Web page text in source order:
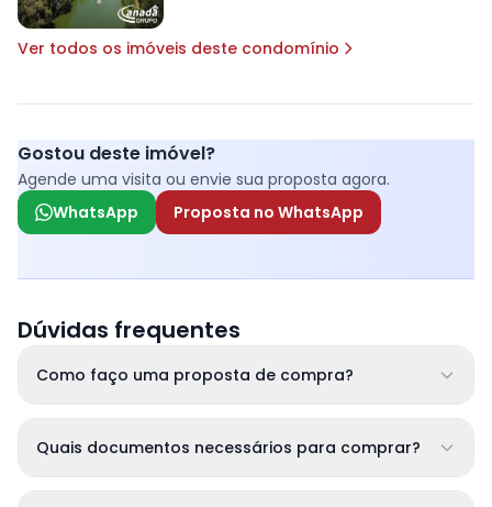
Ver todos os imóveis deste condomínio
Gostou deste imóvel?
Agende uma visita ou envie sua proposta agora.
WhatsApp
Proposta no WhatsApp
Dúvidas frequentes
Como faço uma proposta de compra?
Quais documentos necessários para comprar?